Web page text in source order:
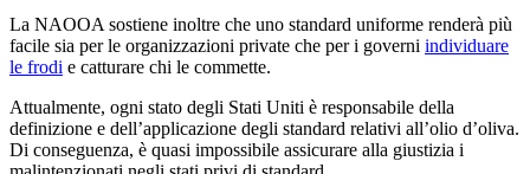
La NAOOA sostiene inoltre che uno standard uniforme renderà più
facile sia per le organizzazioni private che per i governi individuare
le frodi e catturare chi le commette.
Attualmente, ogni stato degli Stati Uniti è responsabile della
definizione e dell’applicazione degli standard relativi all’olio d’oliva.
Di conseguenza, è quasi impossibile assicurare alla giustizia i